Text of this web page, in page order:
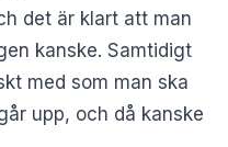
det är klart att man
kanske. Samtidigt
med som man ska
upp, och då kanske